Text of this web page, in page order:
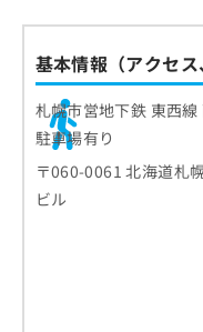
基本情報（アクセス
札幌市営地下鉄 東西
駐車場有り
〒060-0061 北海道札
ビル